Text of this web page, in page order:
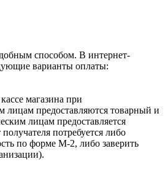
способом. В интернет-
варианты оплаты:
магазина при
лицам предоставляются товарный и
лицам предоставляется
потребуется либо
по форме М-2, либо заверить